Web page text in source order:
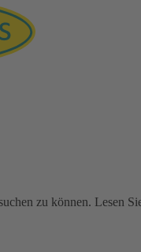
zu können. Lesen